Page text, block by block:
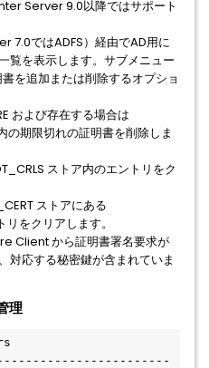
Server 9.0以降ではサポート
7.0ではADFS）経由でAD用に
覧を表示します。サブメニュー
を追加または削除するオプショ
および存在する場合は
の期限切れの証明書を削除しま
ストア内のエントリをク
ストアにある
リをクリアします。
Client から証明書署名要求が
対応する秘密鍵が含まれていま
理